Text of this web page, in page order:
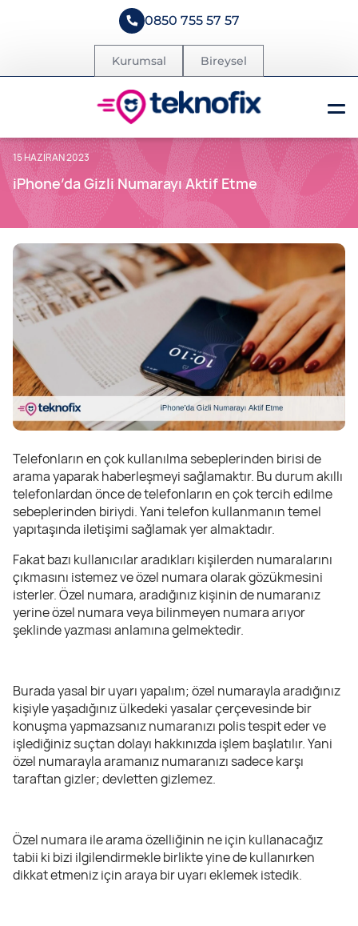
0850 755 57 57
Kurumsal Bireysel
15 HAZIRAN 2023
iPhone’da Gizli Numarayı Aktif Etme
Telefonların en çok kullanılma sebeplerinden birisi de
arama yaparak haberleşmeyi sağlamaktır. Bu durum akıllı
telefonlardan önce de telefonların en çok tercih edilme
sebeplerinden biriydi. Yani telefon kullanmanın temel
yapıtaşında iletişimi sağlamak yer almaktadır.
Fakat bazı kullanıcılar aradıkları kişilerden numaralarını
çıkmasını istemez ve özel numara olarak gözükmesini
isterler. Özel numara, aradığınız kişinin de numaranız
yerine özel numara veya bilinmeyen numara arıyor
şeklinde yazması anlamına gelmektedir.
Burada yasal bir uyarı yapalım; özel numarayla aradığınız
kişiyle yaşadığınız ülkedeki yasalar çerçevesinde bir
konuşma yapmazsanız numaranızı polis tespit eder ve
işlediğiniz suçtan dolayı hakkınızda işlem başlatılır. Yani
özel numarayla aramanız numaranızı sadece karşı
taraftan gizler; devletten gizlemez.
Özel numara ile arama özelliğinin ne için kullanacağız
tabii ki bizi ilgilendirmekle birlikte yine de kullanırken
dikkat etmeniz için araya bir uyarı eklemek istedik.